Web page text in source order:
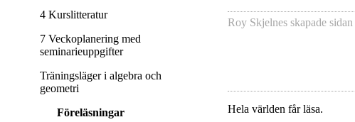
Roy Skjelnes skapade sidan
Hela världen får läsa.
4 Kurslitteratur
7 Veckoplanering med
seminarieuppgifter
Träningsläger i algebra och
geometri
Föreläsningar